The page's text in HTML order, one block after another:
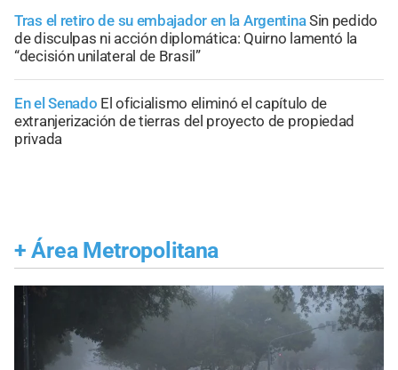
Tras el retiro de su embajador en la ArgentinaSin pedido
de disculpas ni acción diplomática: Quirno lamentó la
“decisión unilateral de Brasil”
En el Senado El oficialismo eliminó el capítulo de
extranjerización de tierras del proyecto de propiedad
privada
+ Área Metropolitana